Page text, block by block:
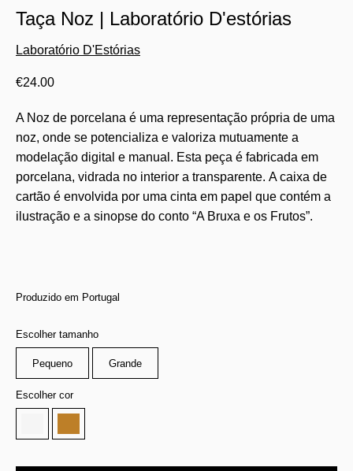
Taça Noz | Laboratório D'estórias
Laboratório D'Estórias
€24.00
A Noz de porcelana é uma representação própria de uma
noz, onde se potencializa e valoriza mutuamente a
modelação digital e manual. Esta peça é fabricada em
porcelana, vidrada no interior a transparente. A caixa de
cartão é envolvida por uma cinta em papel que contém a
ilustração e a sinopse do conto “A Bruxa e os Frutos”.
Produzido em Portugal
Escolher tamanho
Pequeno Grande
Escolher cor